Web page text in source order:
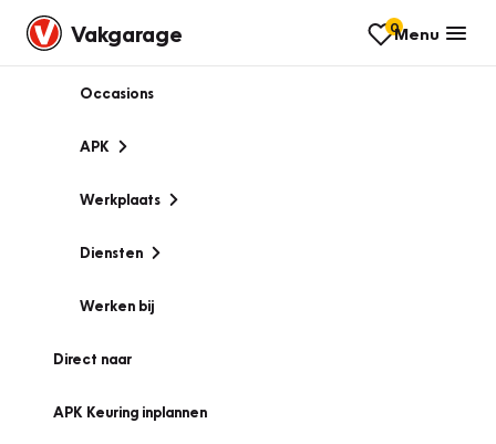
Vakgarage 0Menu
Occasions
APK
Werkplaats
Diensten
Werken bij
Direct naar
APK Keuring inplannen